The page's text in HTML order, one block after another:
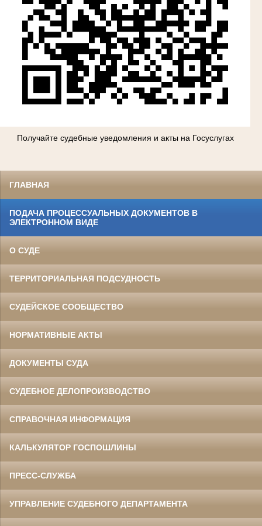
Получайте судебные уведомления и акты на Госуслугах
ГЛАВНАЯ
ПОДАЧА ПРОЦЕССУАЛЬНЫХ ДОКУМЕНТОВ В
ЭЛЕКТРОННОМ ВИДЕ
О СУДЕ
ТЕРРИТОРИАЛЬНАЯ ПОДСУДНОСТЬ
СУДЕЙСКОЕ СООБЩЕСТВО
НОРМАТИВНЫЕ АКТЫ
ДОКУМЕНТЫ СУДА
СУДЕБНОЕ ДЕЛОПРОИЗВОДСТВО
СПРАВОЧНАЯ ИНФОРМАЦИЯ
КАЛЬКУЛЯТОР ГОСПОШЛИНЫ
ПРЕСС-СЛУЖБА
УПРАВЛЕНИЕ СУДЕБНОГО ДЕПАРТАМЕНТА